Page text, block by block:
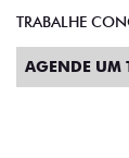
TRABALHE
AGENDE UM